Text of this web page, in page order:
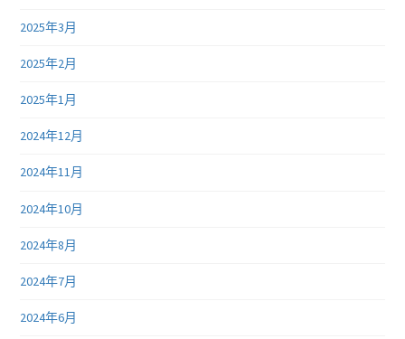
2025年3月
2025年2月
2025年1月
2024年12月
2024年11月
2024年10月
2024年8月
2024年7月
2024年6月